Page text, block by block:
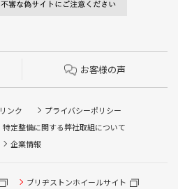
お客様の声
リンク
プライバシーポリシー
特定整備に関する弊社取組について
企業情報
ブリヂストンホイールサイト